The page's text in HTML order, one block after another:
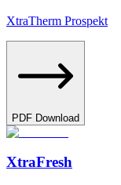
XtraTherm Prospekt
PDF Download
XtraFresh